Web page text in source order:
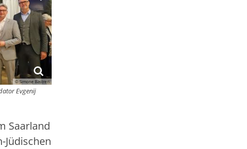
© Simone Bastreri
Evgenij
Saarland